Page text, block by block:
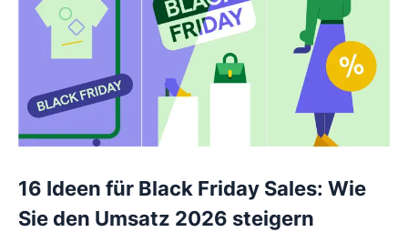
16 Ideen für Black Friday Sales: Wie
Sie den Umsatz 2026 steigern